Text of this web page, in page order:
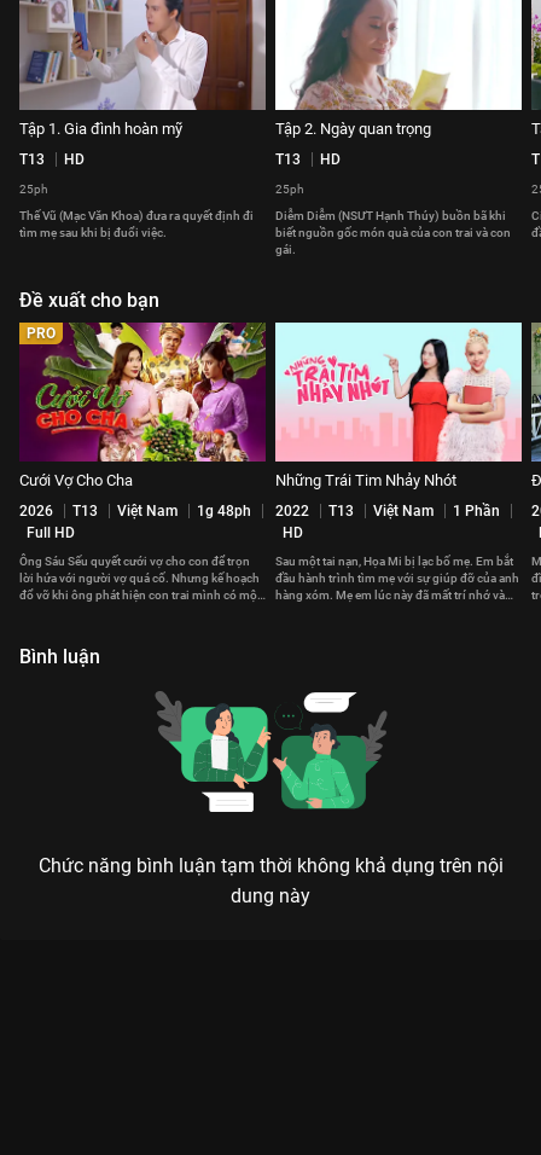
Tập 1. Gia đình hoàn mỹ
T13 HD
25ph
Thế Vũ (Mạc Văn Khoa) đưa ra quyết định đi
tìm mẹ sau khi bị đuổi việc.
Tập 2. Ngày quan trọng
T13 HD
25ph
Diễm Diễm (NSƯT Hạnh Thúy) buồn bã khi
biết nguồn gốc món quà của con trai và con
gái.
Đề xuất cho bạn
PRO
Cưới Vợ Cho Cha
2026 T13 Việt Nam
1g 48ph
Full HD
Ông Sáu Sếu quyết cưới vợ cho con để trọn
lời hứa với người vợ quá cố. Nhưng kế hoạch
đổ vỡ khi ông phát hiện con trai mình có một
Những Trái Tim Nhảy Nhót
2022 T13 Việt Nam
1 Phần
HD
Sau một tai nạn, Họa Mi bị lạc bố mẹ. Em bắt
đầu hành trình tìm mẹ với sự giúp đỡ của anh
hàng xóm. Mẹ em lúc này đã mất trí nhớ và
Bình luận
Chức năng bình luận tạm thời không khả dụng trên nội
dung này